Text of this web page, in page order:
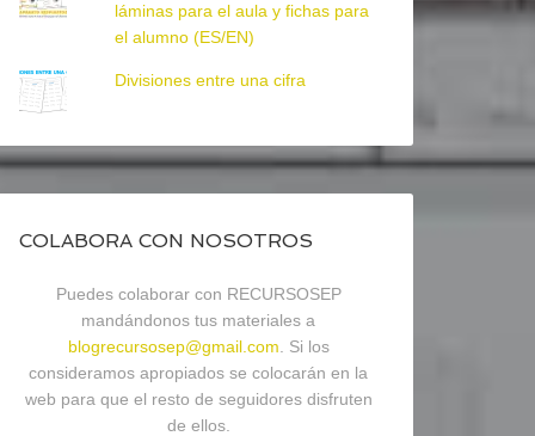
láminas para el aula y fichas para
el alumno (ES/EN)
Divisiones entre una cifra
COLABORA CON NOSOTROS
Puedes colaborar con RECURSOSEP
mandándonos tus materiales a
blogrecursosep@gmail.com . Si los
consideramos apropiados se colocarán en la
web para que el resto de seguidores disfruten
de ellos.